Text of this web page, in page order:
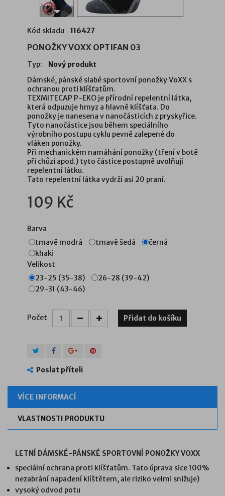
Kód skladu 116427
PONOŽKY VOXX OPTIFAN 03
Typ:
Nový produkt
Dámské, pánské slabé sportovní ponožky VoXX s
ochranou proti klíšťatům.
TEXMITECAP P-EKO je přírodní repelentní látka,
která odpuzuje hmyz a hlavně klíšťata. Do
ponožky je nanesena v nanočásticích z pryskyřice.
Tyto nanočástice jsou během speciálního
výrobního postupu cyklu pevně zalepené do
vláken ponožky.
Při mechanickém namáhání ponožky (tření v botě
při chůzi apod.) tyto částice postupně uvolňují
repelentní látku.
Tato repelentní látka vydrží asi 20 praní.
109 Kč
Barva
tmavě modrá
tmavě šedá
černá
khaki
Velikost
23-25 (35-38)
26-28 (39-42)
29-31 (43-46)
Počet Přidat do košíku
Poslat příteli
VÍCE INFORMACÍ
VLASTNOSTI PRODUKTU
LETNÍ DÁMSKÉ-PÁNSKÉ SPORTOVNÍ PONOŽKY VOXX
speciální ochrana proti klíšťatům. Tato úprava sice 100%
nezabrání napadení klíštětem, ale riziko velmi snižuje)
vysoký odvod potu